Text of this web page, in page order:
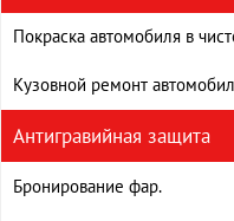
Покраска автомобиля в
Кузовной ремонт
Антигравийная защита
Бронирование фар.